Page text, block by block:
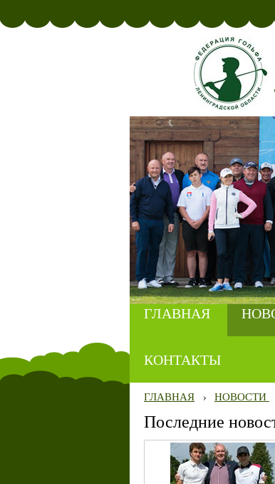
ГЛАВНАЯ
КОНТАКТЫ
ГЛАВНАЯ › НОВОСТИ
Последние